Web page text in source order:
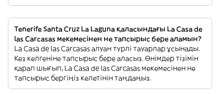
Tenerife Santa Cruz La Laguna қаласындағы La Casa de
las Carcasas мекемесінен не тапсырыс бере аламын?
La Casa de las Carcasas алуан түрлі тауарлар ұсынады.
Кез келгеніне тапсырыс бере аласыз. Өнімдер тізімін
қарап шығып, La Casa de las Carcasas мекемесінен не
тапсырыс бергіңіз келетінін таңдаңыз.